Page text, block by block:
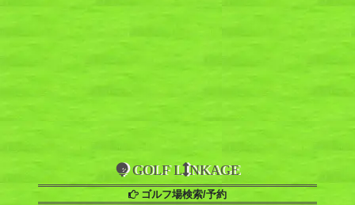
GOLF L NKAGE
ゴルフ場検索/予約